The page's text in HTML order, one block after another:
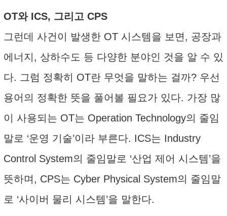
OT와 ICS, 그리고 CPS
그런데 사건이 발생한 OT 시스템을 보면, 공장과
에너지, 상하수도 등 다양한 분야인 것을 알 수 있
다. 그럼 정확히 OT란 무엇을 말하는 걸까? 우선
용어의 정확한 뜻을 풀어볼 필요가 있다. 가장 많
이 사용되는 OT는 Operation Technology의 줄임
말로 ‘운영 기술’이라 부른다. ICS는 Industry
Control System의 줄임말로 ‘산업 제어 시스템’을
뜻하며, CPS는 Cyber Physical System의 줄임말
로 ‘사이버 물리 시스템’을 말한다.